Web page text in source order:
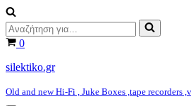
Αναζήτηση
για...Καλάθι
0
silektiko.gr
Old and new Hi-Fi , Juke Boxes ,tape recorders